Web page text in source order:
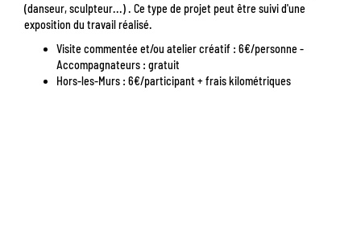
(danseur, sculpteur...) . Ce type de projet peut être suivi d'une
exposition du travail réalisé.
Visite commentée et/ou atelier créatif : 6€/personne -
Accompagnateurs : gratuit
Hors-les-Murs : 6€/participant + frais kilométriques